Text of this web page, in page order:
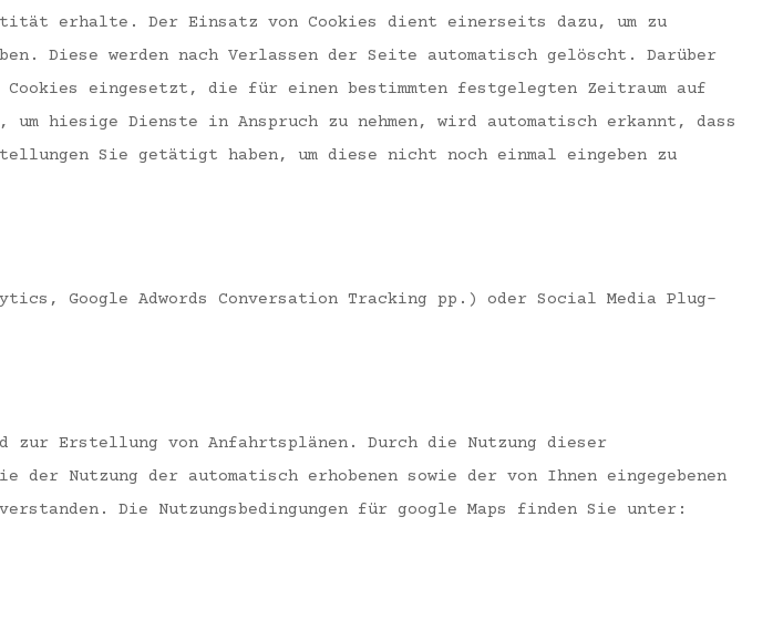
erhalte. Der Einsatz von Cookies dient einerseits dazu, um zu
Diese werden nach Verlassen der Seite automatisch gelöscht. Darüber
eingesetzt, die für einen bestimmten festgelegten Zeitraum auf
hiesige Dienste in Anspruch zu nehmen, wird automatisch erkannt, dass
Sie getätigt haben, um diese nicht noch einmal eingeben zu
Google Adwords Conversation Tracking pp.) oder Social Media Plug-
zur Erstellung von Anfahrtsplänen. Durch die Nutzung dieser
Nutzung der automatisch erhobenen sowie der von Ihnen eingegebenen
Die Nutzungsbedingungen für google Maps finden Sie unter: